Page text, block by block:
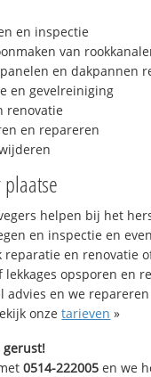
en inspectie
van
en dakpannen
en gevelreiniging
renovatie
en repareren
helpen bij het
en inspectie en
reparatie en renovatie
lekkages opsporen en
advies en we
onzetarieven »
gerust!
0514-222005 en we